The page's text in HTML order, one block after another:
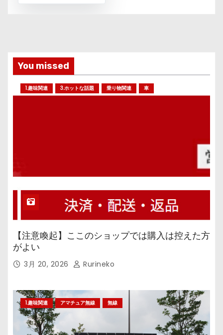
You missed
1.趣味関連 3.ホットな話題 乗り物関連 車
【注意喚起】ここのショップでは購入は控えた方
がよい
3月 20, 2026 Rurineko
1.趣味関連 アマチュア無線 無線